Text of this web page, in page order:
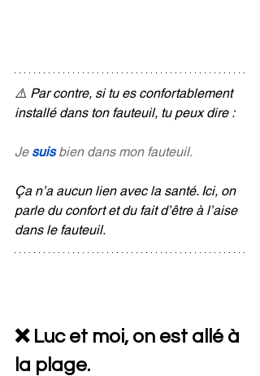
⚠️ Par contre, si tu es confortablement
installé dans ton fauteuil, tu peux dire :
Je suis bien dans mon fauteuil.
Ça n’a aucun lien avec la santé. Ici, on
parle du confort et du fait d’être à l’aise
dans le fauteuil.
❌ Luc et moi, on est allé à
la plage.